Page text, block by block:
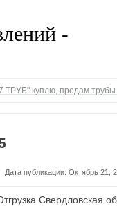
ТРУБ" куплю, продам
Дата публикации: Октябрь 21,
Свердловская